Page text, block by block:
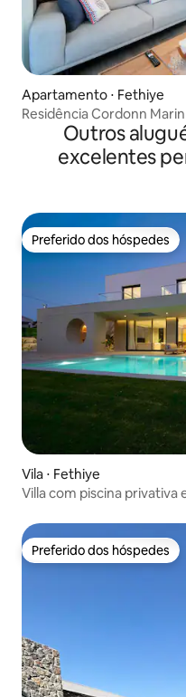
Apartamento ⋅ Fethiye
Residência Cordonn
Outros
excelentes
Preferido dos hóspedes
Preferido dos hóspedes
Vila ⋅ Fethiye
Villa com piscina privativa
Preferido dos hóspedes
Preferido dos hóspedes